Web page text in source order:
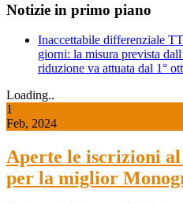
Notizie in primo piano
Inaccettabile differenziale
giorni: la misura prevista
riduzione va attuata dal 1°
Loading..
1
Feb, 2024
Aperte le iscrizioni
per la miglior